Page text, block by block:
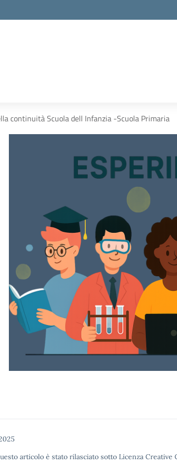
continuità Scuola dell Infanzia -Scuola Primaria
articolo è stato rilasciato sotto Licenza